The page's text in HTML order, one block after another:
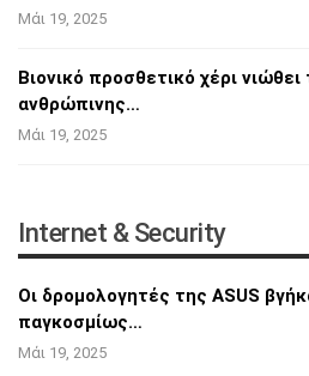
Μάι 19, 2025
Βιονικό προσθετικό χέρι
ανθρώπινης…
Μάι 19, 2025
Internet & Security
Οι δρομολογητές της ASUS
παγκοσμίως…
Μάι 19, 2025